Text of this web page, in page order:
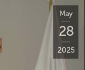
28
2025